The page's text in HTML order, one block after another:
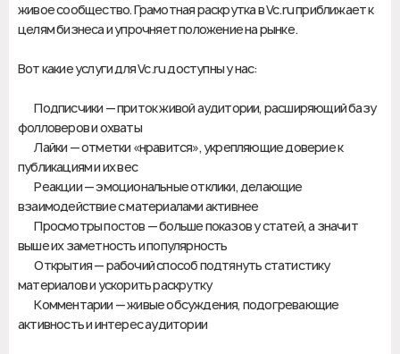
живое сообщество. Грамотная раскрутка в Vc.ru приближает к
целям бизнеса и упрочняет положение на рынке.
Вот какие услуги для Vc.ru доступны у нас:
🙋 Подписчики — приток живой аудитории, расширяющий базу
фолловеров и охваты
❤️ Лайки — отметки «нравится», укрепляющие доверие к
публикациям и их вес
😊 Реакции — эмоциональные отклики, делающие
взаимодействие с материалами активнее
👁 Просмотры постов — больше показов у статей, а значит
выше их заметность и популярность
📌 Открытия — рабочий способ подтянуть статистику
материалов и ускорить раскрутку
💬 Комментарии — живые обсуждения, подогревающие
активность и интерес аудитории